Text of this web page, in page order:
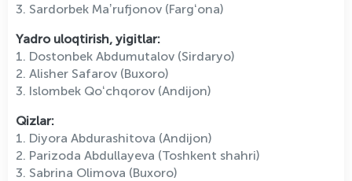
3. Sardorbek Maʼrufjonov (Fargʻona)
Yadro uloqtirish, yigitlar:
1. Dostonbek Abdumutalov (Sirdaryo)
2. Alisher Safarov (Buxoro)
3. Islombek Qoʻchqorov (Andijon)
Qizlar:
1. Diyora Abdurashitova (Andijon)
2. Parizoda Abdullayeva (Toshkent shahri)
3. Sabrina Olimova (Buxoro)